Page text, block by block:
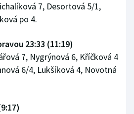
7, Desortová 5/1,
po 4.
23:33 (11:19)
7, Nygrýnová 6, Kříčková 4
6/4, Lukšíková 4, Novotná